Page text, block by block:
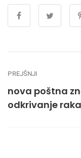
PREJŠNJI
nova poštna
odkrivanje raka